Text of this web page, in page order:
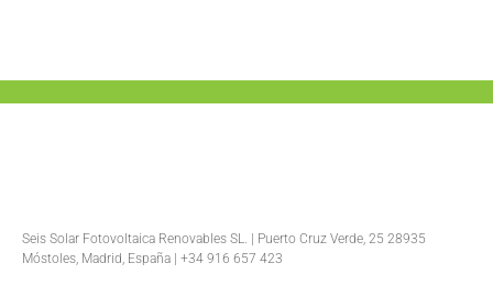
Seis Solar Fotovoltaica Renovables SL. | Puerto Cruz Verde, 25 28935
Móstoles, Madrid, España | +34 916 657 423